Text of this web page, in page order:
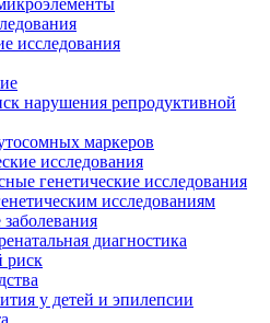
исследования
нарушения репродуктивной
маркеров
исследования
генетические исследования
исследованиям
диагностика
риск
у детей и эпилепсии